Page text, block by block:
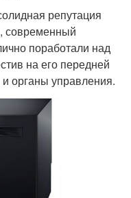
репутация
современный
поработали над
на его передней
органы управления.